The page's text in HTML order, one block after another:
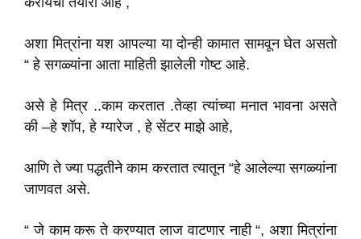
अशा मित्रांना यश आपल्या या दोन्ही कामात सामवून घेत असतो
“ हे सगळ्यांना आता माहिती झालेली गोष्ट आहे.
असे हे मित्र ..काम करतात .तेव्हा त्यांच्या मनात भावना असते
की –हे शॉप, हे ग्यारेज , हे सेंटर माझे आहे,
आणि ते ज्या पद्धतीने काम करतात त्यातून “हे आलेल्या सगळ्यांना
जाणवत असे.
“ जे काम करू ते करण्यात लाज वाटणार नाही “, अशा मित्रांना